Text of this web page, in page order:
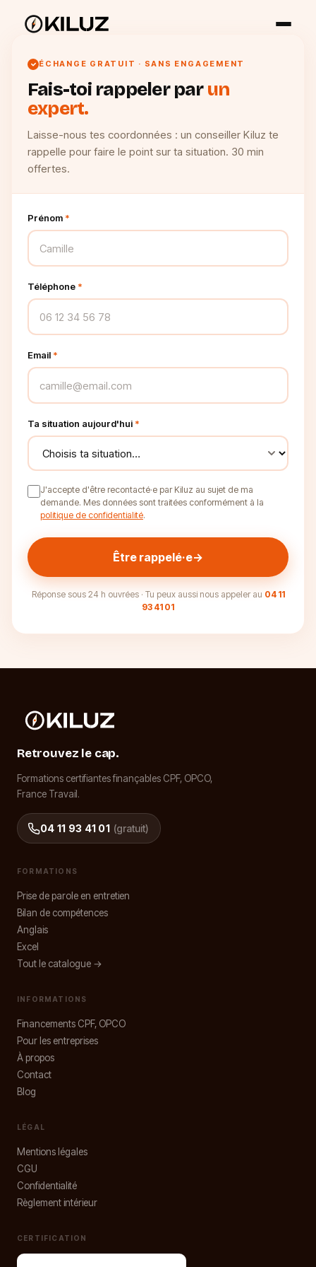
ÉCHANGE GRATUIT · SANS ENGAGEMENT
Fais-toi rappeler parun
expert.
Laisse-nous tes coordonnées : un conseiller Kiluz te
rappelle pour faire le point sur ta situation. 30 min
offertes.
Prénom *
Téléphone *
Email *
Ta situation aujourd'hui *
J'accepte d'être recontacté·e par Kiluz au sujet de ma
demande. Mes données sont traitées conformément à la
politique de confidentialité.
Être rappelé·e→
Réponse sous 24 h ouvrées · Tu peux aussi nous appeler au 04 11
93 41 01
Retrouvez le cap.
Formations certifiantes finançables CPF, OPCO,
France Travail.
04 11 93 41 01 (gratuit)
FORMATIONS
Prise de parole en entretien
Bilan de compétences
Anglais
Excel
Tout le catalogue →
INFORMATIONS
Financements CPF, OPCO
Pour les entreprises
À propos
Contact
Blog
LÉGAL
Mentions légales
CGU
Confidentialité
Règlement intérieur
CERTIFICATION